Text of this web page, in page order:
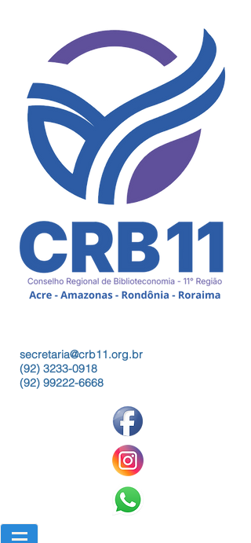
secretaria@crb11.org.br
(92) 3233-0918
(92) 99222-6668